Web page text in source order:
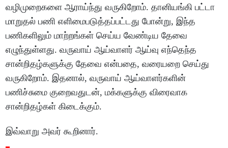
வழிமுறைகளை ஆராய்ந்து வருகிறோம். தானியங்கி பட்டா
மாறுதல் பணி எளிமைபடுத்தப்பட்டது போன்று, இந்த
பணிகளிலும் மாற்றங்கள் செய்ய வேண்டிய தேவை
எழுந்துள்ளது. வருவாய் ஆய்வாளர் ஆய்வு எந்தெந்த
சான்றிதழ்களுக்கு தேவை என்பதை, வரையறை செய்து
வருகிறோம். இதனால், வருவாய் ஆய்வாளர்களின்
பணிச்சுமை குறைவதுடன், மக்களுக்கு விரைவாக
சான்றிதழ்கள் கிடைக்கும்.
இவ்வாறு அவர் கூறினார்.